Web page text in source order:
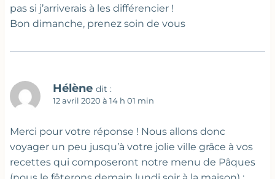
pas si j’arriverais à les différencier !
Bon dimanche, prenez soin de vous
Hélène dit :
12 avril 2020 à 14 h 01 min
Merci pour votre réponse ! Nous allons donc
voyager un peu jusqu’à votre jolie ville grâce à vos
recettes qui composeront notre menu de Pâques